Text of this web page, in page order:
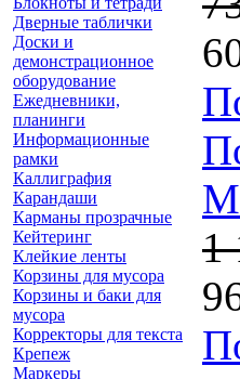
Дверные таблички
Доски и
демонстрационное
оборудование
Ежедневники,
планинги
Информационные
рамки
Каллиграфия
Карандаши
Карманы прозрачные
Кейтеринг
Клейкие ленты
Корзины для мусора
Корзины и баки для
мусора
Корректоры для текста
Крепеж
Маркеры
1